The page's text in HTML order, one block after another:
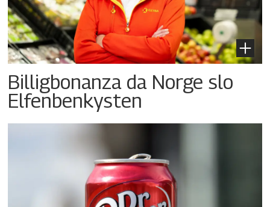
Billigbonanza da Norge slo
Elfenbenkysten